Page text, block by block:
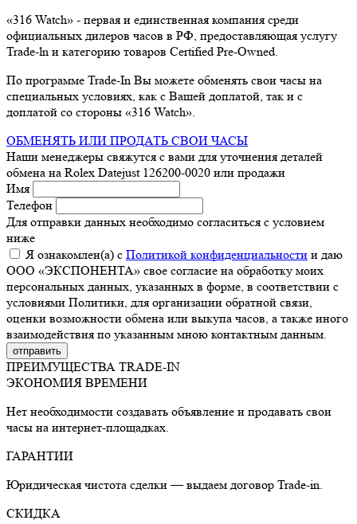
«316 Watch» - первая и единственная компания среди
официальных дилеров часов в РФ, предоставляющая услугу
Trade-ln и категорию товаров Certified Pre-Owned.
По программе Trade-In Вы можете обменять свои часы на
специальных условиях, как с Вашей доплатой, так и с
доплатой со стороны «316 Watch».
ОБМЕНЯТЬ ИЛИ ПРОДАТЬ СВОИ ЧАСЫ
Наши менеджеры свяжутся с вами для уточнения деталей
обмена на Rolex Datejust 126200-0020 или продажи
Имя
Телефон
Для отправки данных необходимо согласиться с условием
ниже
Я ознакомлен(а) с Политикой конфиденциальности и даю
ООО «ЭКСПОНЕНТА» свое согласие на обработку моих
персональных данных, указанных в форме, в соответствии с
условиями Политики, для организации обратной связи,
оценки возможности обмена или выкупа часов, а также иного
взаимодействия по указанным мною контактным данным.
ПРЕИМУЩЕСТВА TRADE-IN
ЭКОНОМИЯ ВРЕМЕНИ
Нет необходимости создавать объявление и продавать свои
часы на интернет-площадках.
ГАРАНТИИ
Юридическая чистота сделки — выдаем договор Trade-in.
СКИДКА